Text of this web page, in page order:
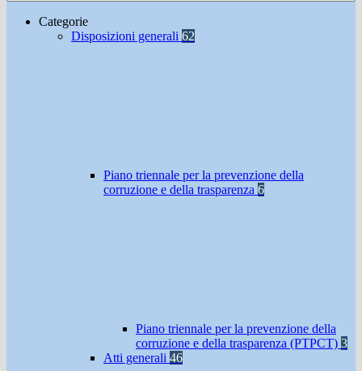
Categorie
Disposizioni generali 62
Piano triennale per la prevenzione della
corruzione e della trasparenza 6
Piano triennale per la prevenzione della
corruzione e della trasparenza (PTPCT) 3
Atti generali 46